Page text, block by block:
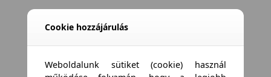
Cookie hozzájárulás
Weboldalunk sütiket (cookie) használ
Összes vízállóság